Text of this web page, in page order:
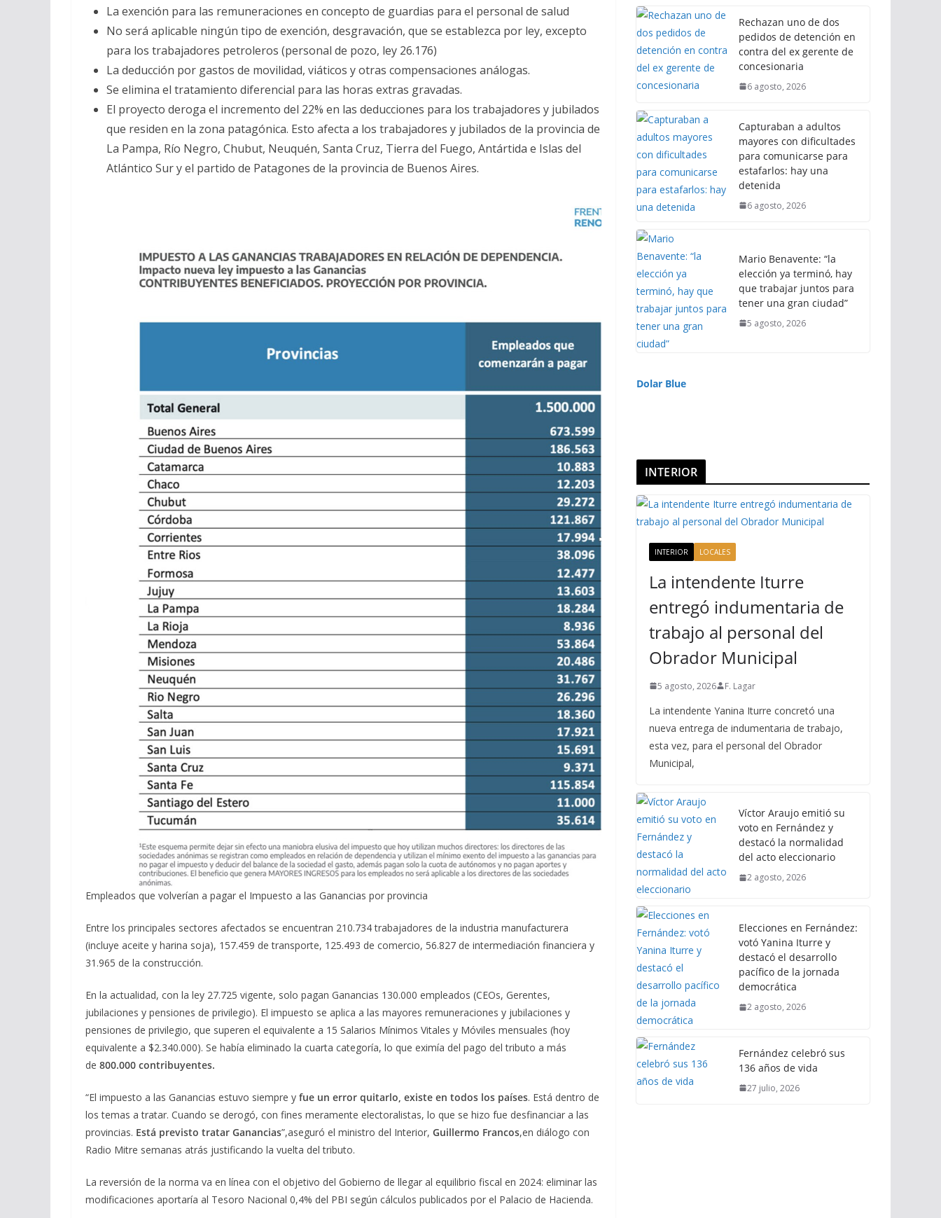
La exención para las remuneraciones en concepto de guardias para el personal de salud
No será aplicable ningún tipo de exención, desgravación, que se establezca por ley, excepto
para los trabajadores petroleros (personal de pozo, ley 26.176)
La deducción por gastos de movilidad, viáticos y otras compensaciones análogas.
Se elimina el tratamiento diferencial para las horas extras gravadas.
El proyecto deroga el incremento del 22% en las deducciones para los trabajadores y jubilados
que residen en la zona patagónica. Esto afecta a los trabajadores y jubilados de la provincia de
La Pampa, Río Negro, Chubut, Neuquén, Santa Cruz, Tierra del Fuego, Antártida e Islas del
Atlántico Sur y el partido de Patagones de la provincia de Buenos Aires.
Empleados que volverían a pagar el Impuesto a las Ganancias por provincia
Entre los principales sectores afectados se encuentran 210.734 trabajadores de la industria manufacturera
(incluye aceite y harina soja), 157.459 de transporte, 125.493 de comercio, 56.827 de intermediación financiera y
31.965 de la construcción.
En la actualidad, con la ley 27.725 vigente, solo pagan Ganancias 130.000 empleados (CEOs, Gerentes,
jubilaciones y pensiones de privilegio). El impuesto se aplica a las mayores remuneraciones y jubilaciones y
pensiones de privilegio, que superen el equivalente a 15 Salarios Mínimos Vitales y Móviles mensuales (hoy
equivalente a $2.340.000). Se había eliminado la cuarta categoría, lo que eximía del pago del tributo a más
de 800.000 contribuyentes.
“El impuesto a las Ganancias estuvo siempre y fue un error quitarlo, existe en todos los países. Está dentro de
los temas a tratar. Cuando se derogó, con fines meramente electoralistas, lo que se hizo fue desfinanciar a las
provincias. Está previsto tratar Ganancias”,aseguró el ministro del Interior, Guillermo Francos,en diálogo con
Radio Mitre semanas atrás justificando la vuelta del tributo.
La reversión de la norma va en línea con el objetivo del Gobierno de llegar al equilibrio fiscal en 2024: eliminar las
modificaciones aportaría al Tesoro Nacional 0,4% del PBI según cálculos publicados por el Palacio de Hacienda.
Rechazan uno de dos
pedidos de detención en
contra del ex gerente de
concesionaria
6 agosto, 2026
Capturaban a adultos
mayores con dificultades
para comunicarse para
estafarlos: hay una
detenida
6 agosto, 2026
Mario Benavente: “la
elección ya terminó, hay
que trabajar juntos para
tener una gran ciudad”
5 agosto, 2026
Dolar Blue
INTERIOR
INTERIOR LOCALES
La intendente Iturre
entregó indumentaria de
trabajo al personal del
Obrador Municipal
5 agosto, 2026 F. Lagar
La intendente Yanina Iturre concretó una
nueva entrega de indumentaria de trabajo,
esta vez, para el personal del Obrador
Municipal,
Víctor Araujo emitió su
voto en Fernández y
destacó la normalidad
del acto eleccionario
2 agosto, 2026
Elecciones en Fernández:
votó Yanina Iturre y
destacó el desarrollo
pacífico de la jornada
democrática
2 agosto, 2026
Fernández celebró sus
136 años de vida
27 julio, 2026